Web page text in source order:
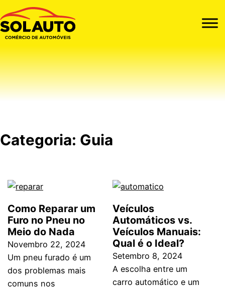
Guia
Categoria: Guia
Como Reparar um
Furo no Pneu no
Meio do Nada
Novembro 22, 2024
Um pneu furado é um
dos problemas mais
comuns nos
Veículos
Automáticos vs.
Veículos Manuais:
Qual é o Ideal?
Setembro 8, 2024
A escolha entre um
carro automático e um